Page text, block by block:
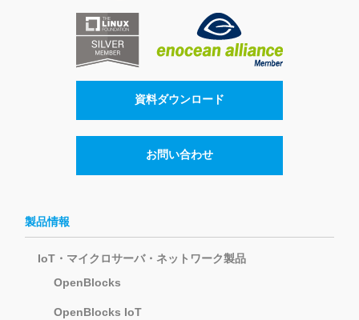
資料ダウンロード
お問い合わせ
製品情報
IoT・マイクロサーバ・ネットワーク製品
OpenBlocks
OpenBlocks IoT